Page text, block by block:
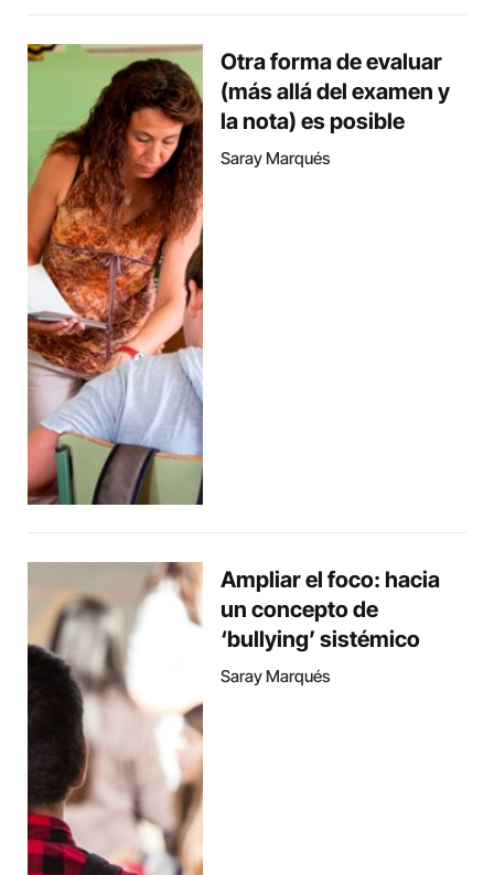
Otra forma de evaluar
(más allá del examen y
la nota) es posible
Saray Marqués
Ampliar el foco: hacia
un concepto de
‘bullying’ sistémico
Saray Marqués